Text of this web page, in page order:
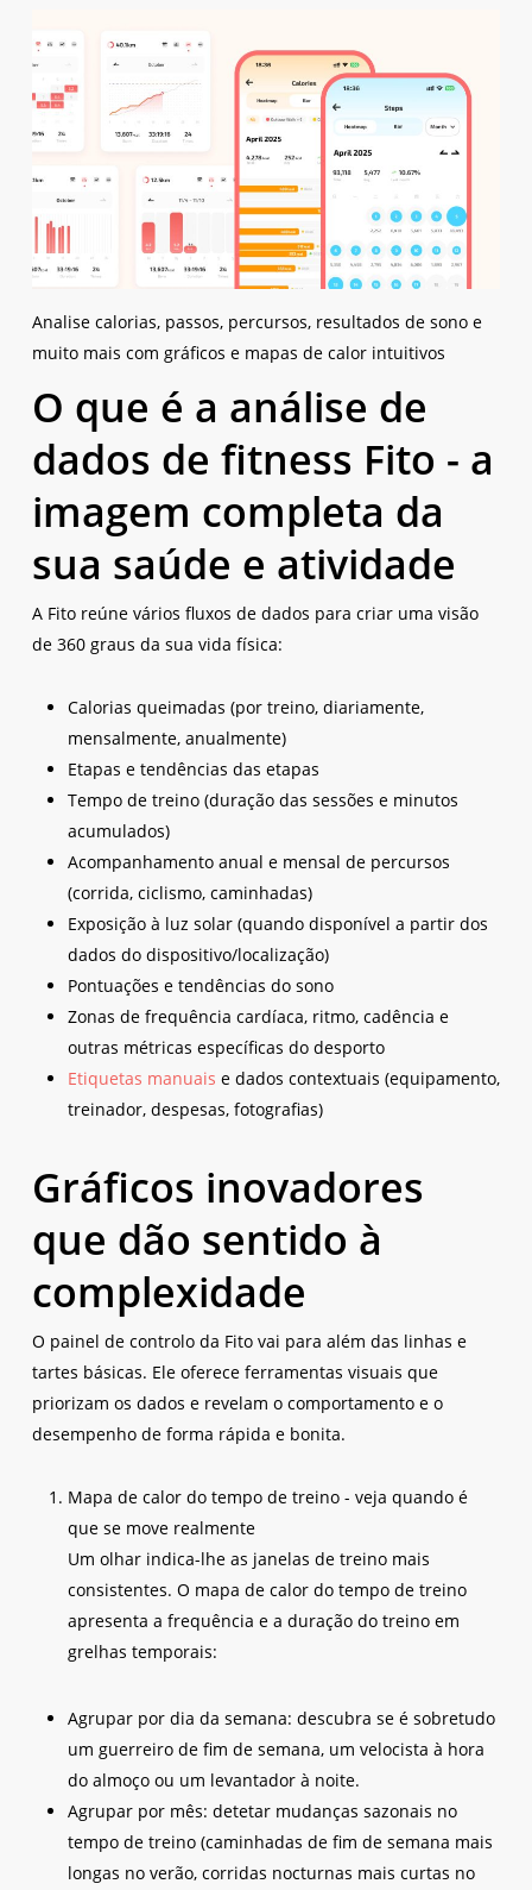
Analise calorias, passos, percursos, resultados de sono e
muito mais com gráficos e mapas de calor intuitivos
O que é a análise de
dados de fitness Fito - a
imagem completa da
sua saúde e atividade
A Fito reúne vários fluxos de dados para criar uma visão
de 360 graus da sua vida física:
Calorias queimadas (por treino, diariamente,
mensalmente, anualmente)
Etapas e tendências das etapas
Tempo de treino (duração das sessões e minutos
acumulados)
Acompanhamento anual e mensal de percursos
(corrida, ciclismo, caminhadas)
Exposição à luz solar (quando disponível a partir dos
dados do dispositivo/localização)
Pontuações e tendências do sono
Zonas de frequência cardíaca, ritmo, cadência e
outras métricas específicas do desporto
Etiquetas manuais e dados contextuais (equipamento,
treinador, despesas, fotografias)
Gráficos inovadores
que dão sentido à
complexidade
O painel de controlo da Fito vai para além das linhas e
tartes básicas. Ele oferece ferramentas visuais que
priorizam os dados e revelam o comportamento e o
desempenho de forma rápida e bonita.
Mapa de calor do tempo de treino - veja quando é
que se move realmente
Um olhar indica-lhe as janelas de treino mais
consistentes. O mapa de calor do tempo de treino
apresenta a frequência e a duração do treino em
grelhas temporais:
Agrupar por dia da semana: descubra se é sobretudo
um guerreiro de fim de semana, um velocista à hora
do almoço ou um levantador à noite.
Agrupar por mês: detetar mudanças sazonais no
tempo de treino (caminhadas de fim de semana mais
longas no verão, corridas nocturnas mais curtas no